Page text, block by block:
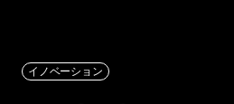
イノベーション